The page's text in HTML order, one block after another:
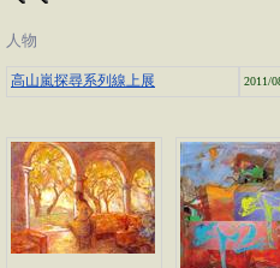
人物
高山嵐探尋系列線上展 2011/